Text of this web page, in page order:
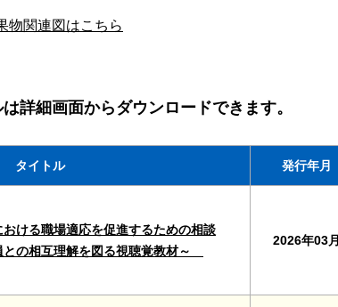
物関連図はこちら
詳細画面からダウンロードできます。
タイトル 発行年月
おける職場適応を促進するための相談
との相互理解を図る視聴覚教材～
2026年03月